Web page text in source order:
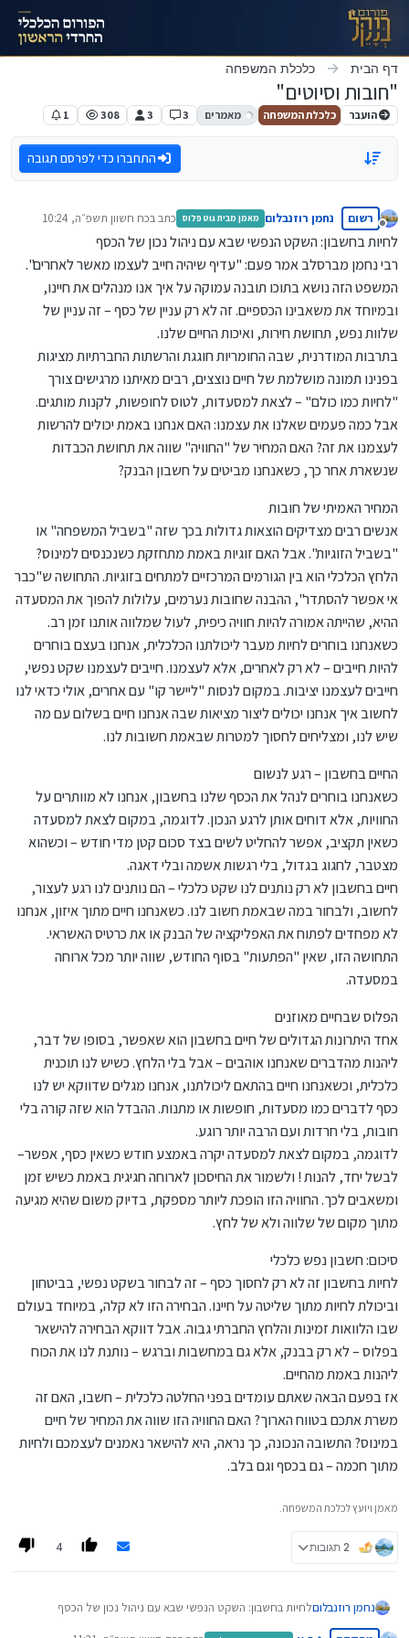
דילוג לתוכן
דף הבית כלכלת המשפחה
"חובות וסיוטים"
הועבר כלכלת המשפחה מאמרים 3
3
308
1
התחברו כדי לפרסם תגובה
מנותק
רשום נחמן רוזנבלום מאמן מבית גוט פלוס כתב בכח חשוון תשפ״ה, 10:24
נערך לאחרונה על ידי
לחיות בחשבון: השקט הנפשי שבא עם ניהול נכון של הכסף
רבי נחמן מברסלב אמר פעם: "עדיף שיהיה חייב לעצמו מאשר לאחרים".
המשפט הזה נושא בתוכו תובנה עמוקה על איך אנו מנהלים את חיינו,
ובמיוחד את משאבינו הכספיים. זה לא רק עניין של כסף – זה עניין של
שלוות נפש, תחושת חירות, ואיכות החיים שלנו.
בתרבות המודרנית, שבה החומריות חוגגת והרשתות החברתיות מציגות
בפנינו תמונה מושלמת של חיים נוצצים, רבים מאיתנו מרגישים צורך
"לחיות כמו כולם" – לצאת למסעדות, לטוס לחופשות, לקנות מותגים.
אבל כמה פעמים שאלנו את עצמנו: האם אנחנו באמת יכולים להרשות
לעצמנו את זה? האם המחיר של "החוויה" שווה את תחושת הכבדות
שנשארת אחר כך, כשאנחנו מביטים על חשבון הבנק?
המחיר האמיתי של חובות
אנשים רבים מצדיקים הוצאות גדולות בכך שזה "בשביל המשפחה" או
"בשביל הזוגיות". אבל האם זוגיות באמת מתחזקת כשנכנסים למינוס?
הלחץ הכלכלי הוא בין הגורמים המרכזיים למתחים בזוגיות. התחושה ש"כבר
אי אפשר להסתדר", ההבנה שחובות נערמים, עלולות להפוך את המסעדה
ההיא, שהייתה אמורה להיות חוויה כיפית, לעול שמלווה אותנו זמן רב.
כשאנחנו בוחרים לחיות מעבר ליכולתנו הכלכלית, אנחנו בעצם בוחרים
להיות חייבים – לא רק לאחרים, אלא לעצמנו. חייבים לעצמנו שקט נפשי,
חייבים לעצמנו יציבות. במקום לנסות "ליישר קו" עם אחרים, אולי כדאי לנו
לחשוב איך אנחנו יכולים ליצור מציאות שבה אנחנו חיים בשלום עם מה
שיש לנו, ומצליחים לחסוך למטרות שבאמת חשובות לנו.
החיים בחשבון – רגע לנשום
כשאנחנו בוחרים לנהל את הכסף שלנו בחשבון, אנחנו לא מוותרים על
החוויות, אלא דוחים אותן לרגע הנכון. לדוגמה, במקום לצאת למסעדה
כשאין תקציב, אפשר להחליט לשים בצד סכום קטן מדי חודש – וכשהוא
מצטבר, לחגוג בגדול, בלי רגשות אשמה ובלי דאגה.
חיים בחשבון לא רק נותנים לנו שקט כלכלי – הם נותנים לנו רגע לעצור,
לחשוב, ולבחור במה שבאמת חשוב לנו. כשאנחנו חיים מתוך איזון, אנחנו
לא מפחדים לפתוח את האפליקציה של הבנק או את כרטיס האשראי.
התחושה הזו, שאין "הפתעות" בסוף החודש, שווה יותר מכל ארוחה
במסעדה.
הפלוס שבחיים מאוזנים
אחד היתרונות הגדולים של חיים בחשבון הוא שאפשר, בסופו של דבר,
ליהנות מהדברים שאנחנו אוהבים – אבל בלי הלחץ. כשיש לנו תוכנית
כלכלית, וכשאנחנו חיים בהתאם ליכולתנו, אנחנו מגלים שדווקא יש לנו
כסף לדברים כמו מסעדות, חופשות או מתנות. ההבדל הוא שזה קורה בלי
חובות, בלי חרדות ועם הרבה יותר רוגע.
לדוגמה, במקום לצאת למסעדה יקרה באמצע חודש כשאין כסף, אפשר–
לבשל יחד, להנות ! ולשמור את החיסכון לארוחה חגיגית באמת כשיש זמן
ומשאבים לכך. החוויה הזו הופכת ליותר מספקת, בדיוק משום שהיא מגיעה
מתוך מקום של שלווה ולא של לחץ.
סיכום: חשבון נפש כלכלי
לחיות בחשבון זה לא רק לחסוך כסף – זה לבחור בשקט נפשי, בביטחון
וביכולת לחיות מתוך שליטה על חיינו. הבחירה הזו לא קלה, במיוחד בעולם
שבו הלוואות זמינות והלחץ החברתי גבוה. אבל דווקא הבחירה להישאר
בפלוס – לא רק בבנק, אלא גם במחשבות וברגש – נותנת לנו את הכוח
ליהנות באמת מהחיים.
אז בפעם הבאה שאתם עומדים בפני החלטה כלכלית – חשבו, האם זה
משרת אתכם בטווח הארוך? האם החוויה הזו שווה את המחיר של חיים
במינוס? התשובה הנכונה, כך נראה, היא להישאר נאמנים לעצמכם ולחיות
מתוך חכמה – גם בכסף וגם בלב.
מאמן ויועץ לכלכת המשפחה.
2 תגובות 4
נחמן רוזנבלוםלחיות בחשבון: השקט הנפשי שבא עם ניהול נכון של הכסף